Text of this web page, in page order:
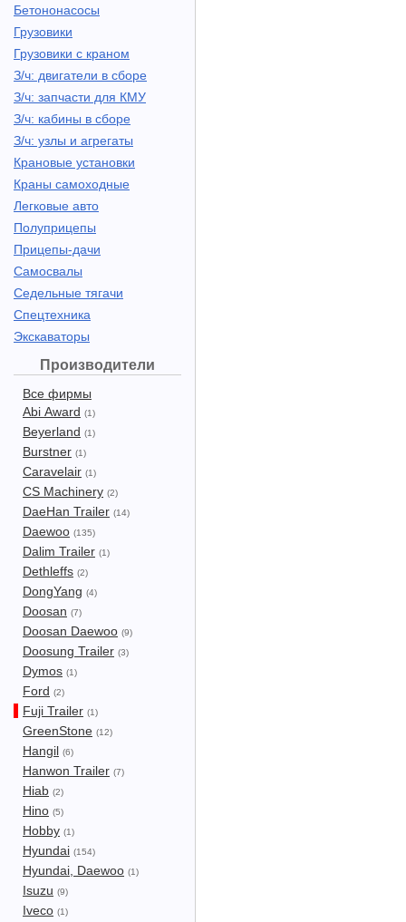
Бетононасосы
Грузовики
Грузовики с краном
З/ч: двигатели в сборе
З/ч: запчасти для КМУ
З/ч: кабины в сборе
З/ч: узлы и агрегаты
Крановые установки
Краны самоходные
Легковые авто
Полуприцепы
Прицепы-дачи
Самосвалы
Седельные тягачи
Спецтехника
Экскаваторы
Производители
Все фирмы
Abi Award (1)
Beyerland (1)
Burstner (1)
Caravelair (1)
CS Machinery (2)
DaeHan Trailer (14)
Daewoo (135)
Dalim Trailer (1)
Dethleffs (2)
DongYang (4)
Doosan (7)
Doosan Daewoo (9)
Doosung Trailer (3)
Dymos (1)
Ford (2)
Fuji Trailer (1)
GreenStone (12)
Hangil (6)
Hanwon Trailer (7)
Hiab (2)
Hino (5)
Hobby (1)
Hyundai (154)
Hyundai, Daewoo (1)
Isuzu (9)
Iveco (1)